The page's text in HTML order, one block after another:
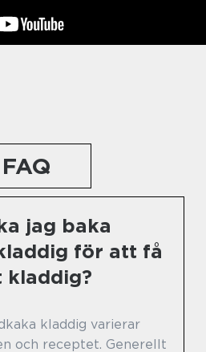
FAQ
jag baka
för att få
kladdig?
kladdig varierar
och receptet. Generellt